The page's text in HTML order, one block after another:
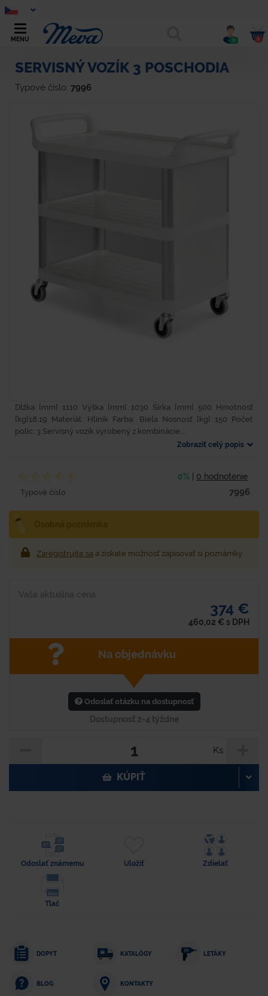
MENU 0 0
SERVISNÝ VOZÍK 3 POSCHODIA
Typové číslo: 7996
Dĺžka [mm] 1110 Výška [mm] 1030 Šírka [mm] 500 Hmotnosť
[kg]18,19 Materiál: Hliník Farba: Biela Nosnosť [kg] 150 Počet
políc: 3 Servisný vozík vyrobený z kombinácie...
Zobraziť celý popis
0% 0 hodnotenie
Typové číslo 7996
Zaregistrujte sa a získate možnosť zapisovať si poznámky
Vaša aktuálna cena
374 €
460,02 € s DPH
Na objednávku
Odoslať otázku na dostupnosť
Dostupnosť 2-4 týždne
Ks
KÚPIŤ
Odoslať známemu Uložiť Zdielať
Tlač
DOPYT KATALÓGY LETÁKY
BLOG KONTAKTY